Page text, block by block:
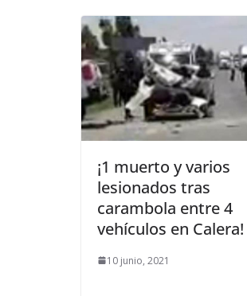
¡1 muerto y varios
lesionados tras
carambola entre 4
vehículos en Calera!
10 junio, 2021